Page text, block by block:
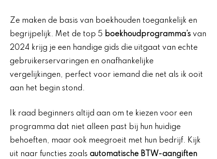
Ze maken de basis van boekhouden toegankelijk en
begrijpelijk. Met de top 5 boekhoudprogramma’s van
2024 krijg je een handige gids die uitgaat van echte
gebruikerservaringen en onafhankelijke
vergelijkingen, perfect voor iemand die net als ik ooit
aan het begin stond.
Ik raad beginners altijd aan om te kiezen voor een
programma dat niet alleen past bij hun huidige
behoeften, maar ook meegroeit met hun bedrijf. Kijk
uit naar functies zoals automatische BTW-aangiften